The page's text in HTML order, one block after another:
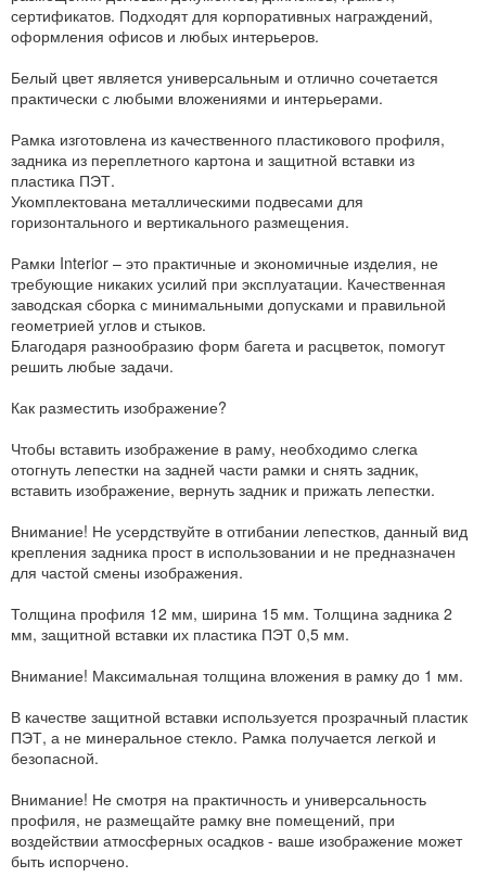
сертификатов. Подходят для корпоративных награждений,
оформления офисов и любых интерьеров.
Белый цвет является универсальным и отлично сочетается
практически с любыми вложениями и интерьерами.
Рамка изготовлена из качественного пластикового профиля,
задника из переплетного картона и защитной вставки из
пластика ПЭТ.
Укомплектована металлическими подвесами для
горизонтального и вертикального размещения.
Рамки Interior – это практичные и экономичные изделия, не
требующие никаких усилий при эксплуатации. Качественная
заводская сборка с минимальными допусками и правильной
геометрией углов и стыков.
Благодаря разнообразию форм багета и расцветок, помогут
решить любые задачи.
Как разместить изображение?
Чтобы вставить изображение в раму, необходимо слегка
отогнуть лепестки на задней части рамки и снять задник,
вставить изображение, вернуть задник и прижать лепестки.
Внимание! Не усердствуйте в отгибании лепестков, данный вид
крепления задника прост в использовании и не предназначен
для частой смены изображения.
Толщина профиля 12 мм, ширина 15 мм. Толщина задника 2
мм, защитной вставки их пластика ПЭТ 0,5 мм.
Внимание! Максимальная толщина вложения в рамку до 1 мм.
В качестве защитной вставки используется прозрачный пластик
ПЭТ, а не минеральное стекло. Рамка получается легкой и
безопасной.
Внимание! Не смотря на практичность и универсальность
профиля, не размещайте рамку вне помещений, при
воздействии атмосферных осадков - ваше изображение может
быть испорчено.